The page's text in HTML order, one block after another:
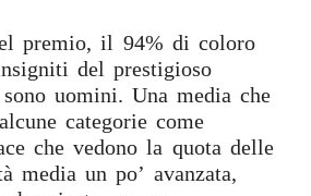
premio, il 94% di coloro
del prestigioso
uomini. Una media che
categorie come
che vedono la quota delle
media un po’ avanzata,